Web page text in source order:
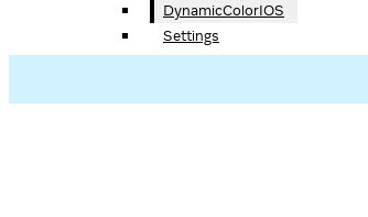
DynamicColorIOS
Settings